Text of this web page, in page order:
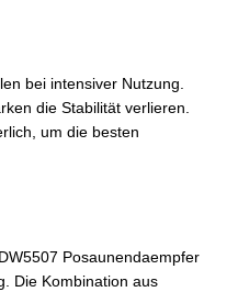
bei intensiver Nutzung.
die Stabilität verlieren.
um die besten
Posaunendaempfer
Die Kombination aus